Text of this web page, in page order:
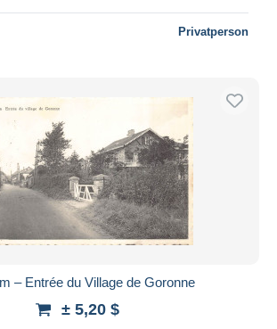
Privatperson
– Entrée du Village de Goronne
± 5,20 $